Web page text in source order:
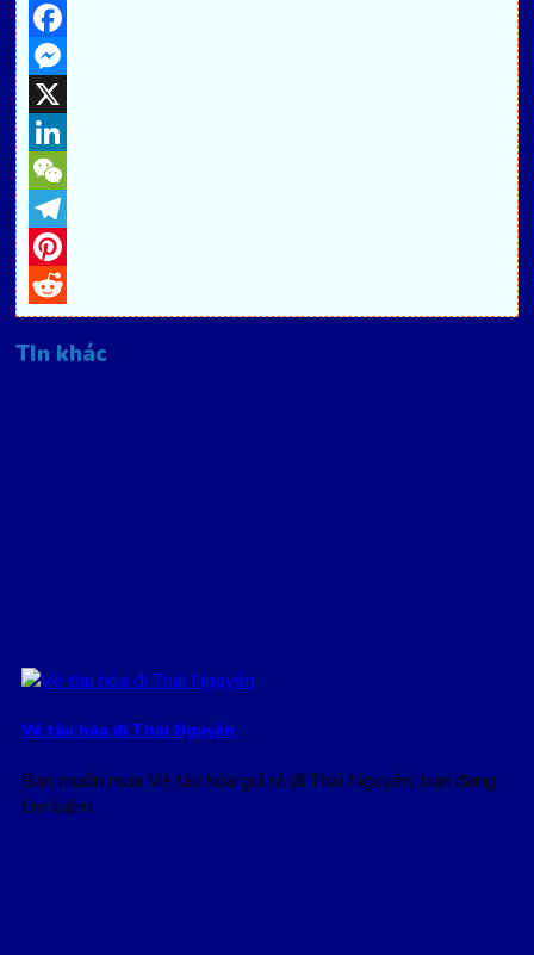
Facebook
Messenger
X
LinkedIn
WeChat
Telegram
Pinterest
Reddit
TIn khác
Vé tàu hỏa đi Thái Nguyên
Bạn muốn mua Vé tàu hỏa giá rẻ đi Thái Nguyên, bạn đang
tìm kiếm